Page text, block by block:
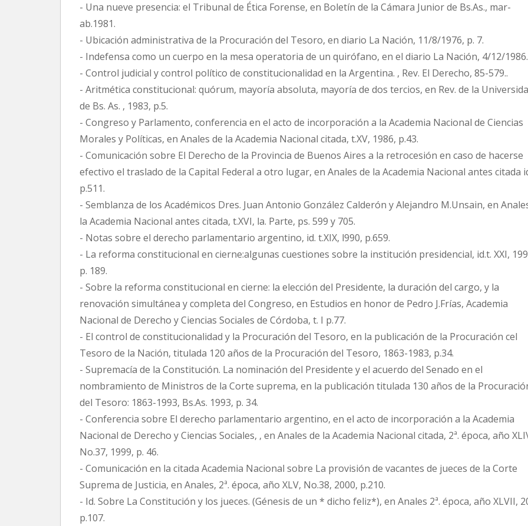
- Una nueve presencia: el Tribunal de Ética Forense, en Boletín de la Cámara Junior de Bs.As., mar-
ab.1981.
- Ubicación administrativa de la Procuración del Tesoro, en diario La Nación, 11/8/1976, p. 7.
- Indefensa como un cuerpo en la mesa operatoria de un quirófano, en el diario La Nación, 4/12/1986.
- Control judicial y control político de constitucionalidad en la Argentina. , Rev. El Derecho, 85-579..
- Aritmética constitucional: quórum, mayoría absoluta, mayoría de dos tercios, en Rev. de la
de Bs. As. , 1983, p.5.
- Congreso y Parlamento, conferencia en el acto de incorporación a la Academia Nacional de Ciencias
Morales y Políticas, en Anales de la Academia Nacional citada, t.XV, 1986, p.43.
- Comunicación sobre El Derecho de la Provincia de Buenos Aires a la retrocesión en caso de hacerse
efectivo el traslado de la Capital Federal a otro lugar, en Anales de la Academia Nacional antes citada
p.511.
- Semblanza de los Académicos Dres. Juan Antonio González Calderón y Alejandro M.Unsain, en
la Academia Nacional antes citada, t.XVI, la. Parte, ps. 599 y 705.
- Notas sobre el derecho parlamentario argentino, id. t.XIX, l990, p.659.
- La reforma constitucional en cierne:algunas cuestiones sobre la institución presidencial, id.t. XXI,
p. 189.
- Sobre la reforma constitucional en cierne: la elección del Presidente, la duración del cargo, y la
renovación simultánea y completa del Congreso, en Estudios en honor de Pedro J.Frías, Academia
Nacional de Derecho y Ciencias Sociales de Córdoba, t. I p.77.
- El control de constitucionalidad y la Procuración del Tesoro, en la publicación de la Procuración cel
Tesoro de la Nación, titulada 120 años de la Procuración del Tesoro, 1863-1983, p.34.
- Supremacía de la Constitución. La nominación del Presidente y el acuerdo del Senado en el
nombramiento de Ministros de la Corte suprema, en la publicación titulada 130 años de la
del Tesoro: 1863-1993, Bs.As. 1993, p. 34.
- Conferencia sobre El derecho parlamentario argentino, en el acto de incorporación a la Academia
Nacional de Derecho y Ciencias Sociales, , en Anales de la Academia Nacional citada, 2ª. época, año
No.37, 1999, p. 46.
- Comunicación en la citada Academia Nacional sobre La provisión de vacantes de jueces de la Corte
Suprema de Justicia, en Anales, 2ª. época, año XLV, No.38, 2000, p.210.
- Id. Sobre La Constitución y los jueces. (Génesis de un * dicho feliz*), en Anales 2ª. época, año XLVII,
p.107.